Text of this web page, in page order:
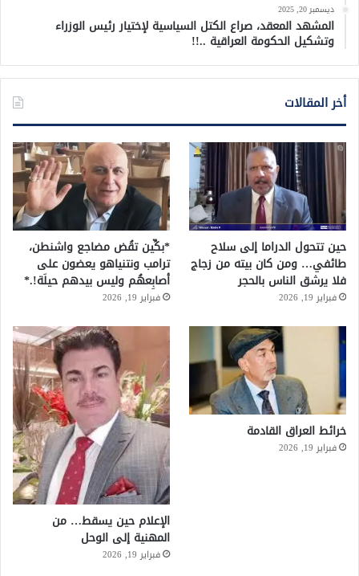
ديسمبر 20, 2025
المشهد المعقد، صراع الكتل السياسية لإختيار رئيس الوزراء
وتشكيل الحكومة العراقية ..!!
أخر المقالات
حين تتحول الدراما إلى سلاح
طائفي… ومن كان بيته من زجاج
فلا يرشق الناس بالحجر
فبراير 19, 2026
*بكِّين تقُض مضاجع واشنطن،
ترامب ونتنياهو يعضون على
أصابِعهُم وليس بيدهم حيلَة!.*
فبراير 19, 2026
خرائط العراق القادمة
فبراير 19, 2026
الإعلام حين يسقط… من
المهنية إلى الوحل
فبراير 19, 2026